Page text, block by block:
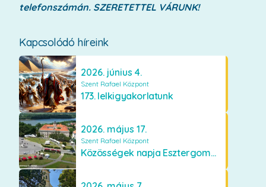
Kapcsolódó híreink
2026. június 4.
Szent Rafael Központ
173. lelkigyakorlatunk
2026. május 17.
Szent Rafael Központ
Közösségek napja Esztergomban
telefonszámán. SZERETETTEL VÁRUNK!